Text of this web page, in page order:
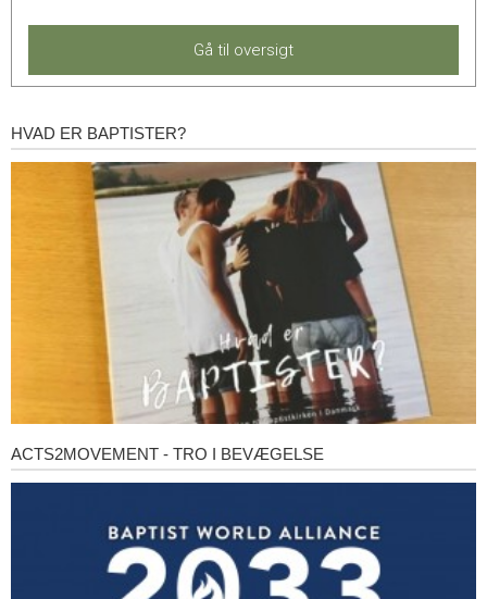
Gå til oversigt
Hvad
HVAD ER BAPTISTER?
Acts2Movement
ACTS2MOVEMENT - TRO I BEVÆGELSE